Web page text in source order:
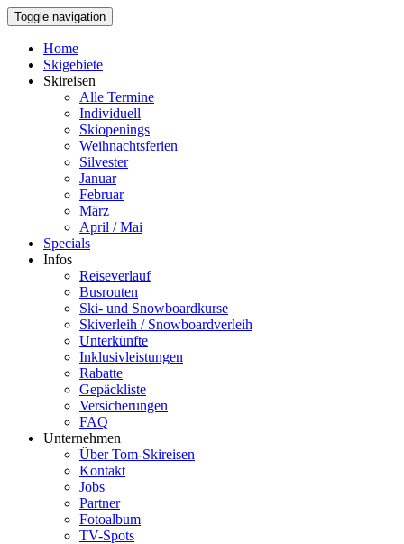
Toggle navigation
Home
Skigebiete
Skireisen
Alle Termine
Individuell
Skiopenings
Weihnachtsferien
Silvester
Januar
Februar
März
April / Mai
Specials
Infos
Reiseverlauf
Busrouten
Ski- und Snowboardkurse
Skiverleih / Snowboardverleih
Unterkünfte
Inklusivleistungen
Rabatte
Gepäckliste
Versicherungen
FAQ
Unternehmen
Über Tom-Skireisen
Kontakt
Jobs
Partner
Fotoalbum
TV-Spots